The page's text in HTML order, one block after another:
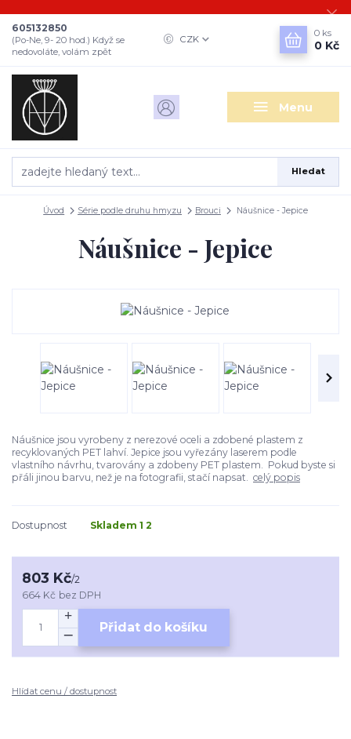
Menu
CZK
Hledat
605132850
(Po-Ne, 9- 20 hod.) Když se
nedovoláte, volám zpět
0 ks
0 Kč
Úvod Série podle druhu hmyzu Brouci Náušnice - Jepice
Náušnice - Jepice
Náušnice jsou vyrobeny z nerezové oceli a zdobené plastem z
recyklovaných PET lahví. Jepice jsou vyřezány laserem podle
vlastního návrhu, tvarovány a zdobeny PET plastem. Pokud byste si
přáli jinou barvu, než je na fotografii, stačí napsat. celý popis
Dostupnost Skladem 1 2
803 Kč/2
664 Kč bez DPH
Přidat do košíku
Hlídat cenu / dostupnost